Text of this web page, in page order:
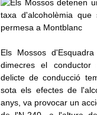
Els Mossos
dimecres el
delicte de conducció
sota els efectes de
anys, va provocar un